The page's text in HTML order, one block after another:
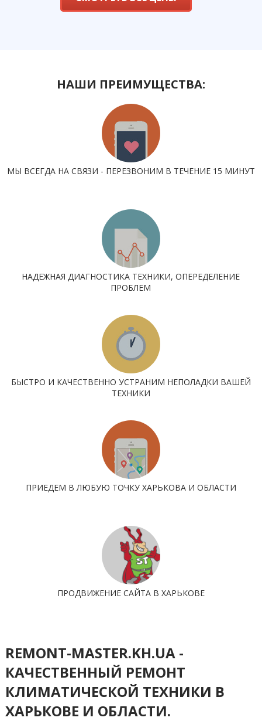
НАШИ ПРЕИМУЩЕСТВА:
МЫ ВСЕГДА НА СВЯЗИ - ПЕРЕЗВОНИМ В ТЕЧЕНИЕ 15 МИНУТ
НАДЕЖНАЯ ДИАГНОСТИКА ТЕХНИКИ, ОПЕРЕДЕЛЕНИЕ
ПРОБЛЕМ
БЫСТРО И КАЧЕСТВЕННО УСТРАНИМ НЕПОЛАДКИ ВАШЕЙ
ТЕХНИКИ
ПРИЕДЕМ В ЛЮБУЮ ТОЧКУ ХАРЬКОВА И ОБЛАСТИ
ПРОДВИЖЕНИЕ САЙТА В ХАРЬКОВЕ
REMONT-MASTER.KH.UA -
КАЧЕСТВЕННЫЙ РЕМОНТ
КЛИМАТИЧЕСКОЙ ТЕХНИКИ В
ХАРЬКОВЕ И ОБЛАСТИ.